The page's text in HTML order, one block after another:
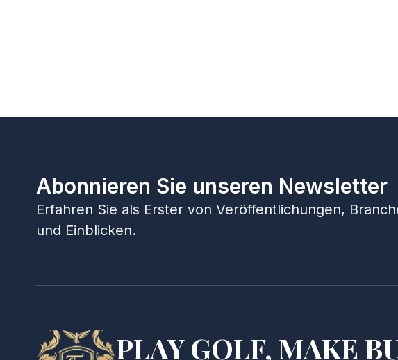
Abonnieren Sie unseren Newsletter
Erfahren Sie als Erster von Veröffentlichungen,
und Einblicken.
PLAY GOLF, MAKE